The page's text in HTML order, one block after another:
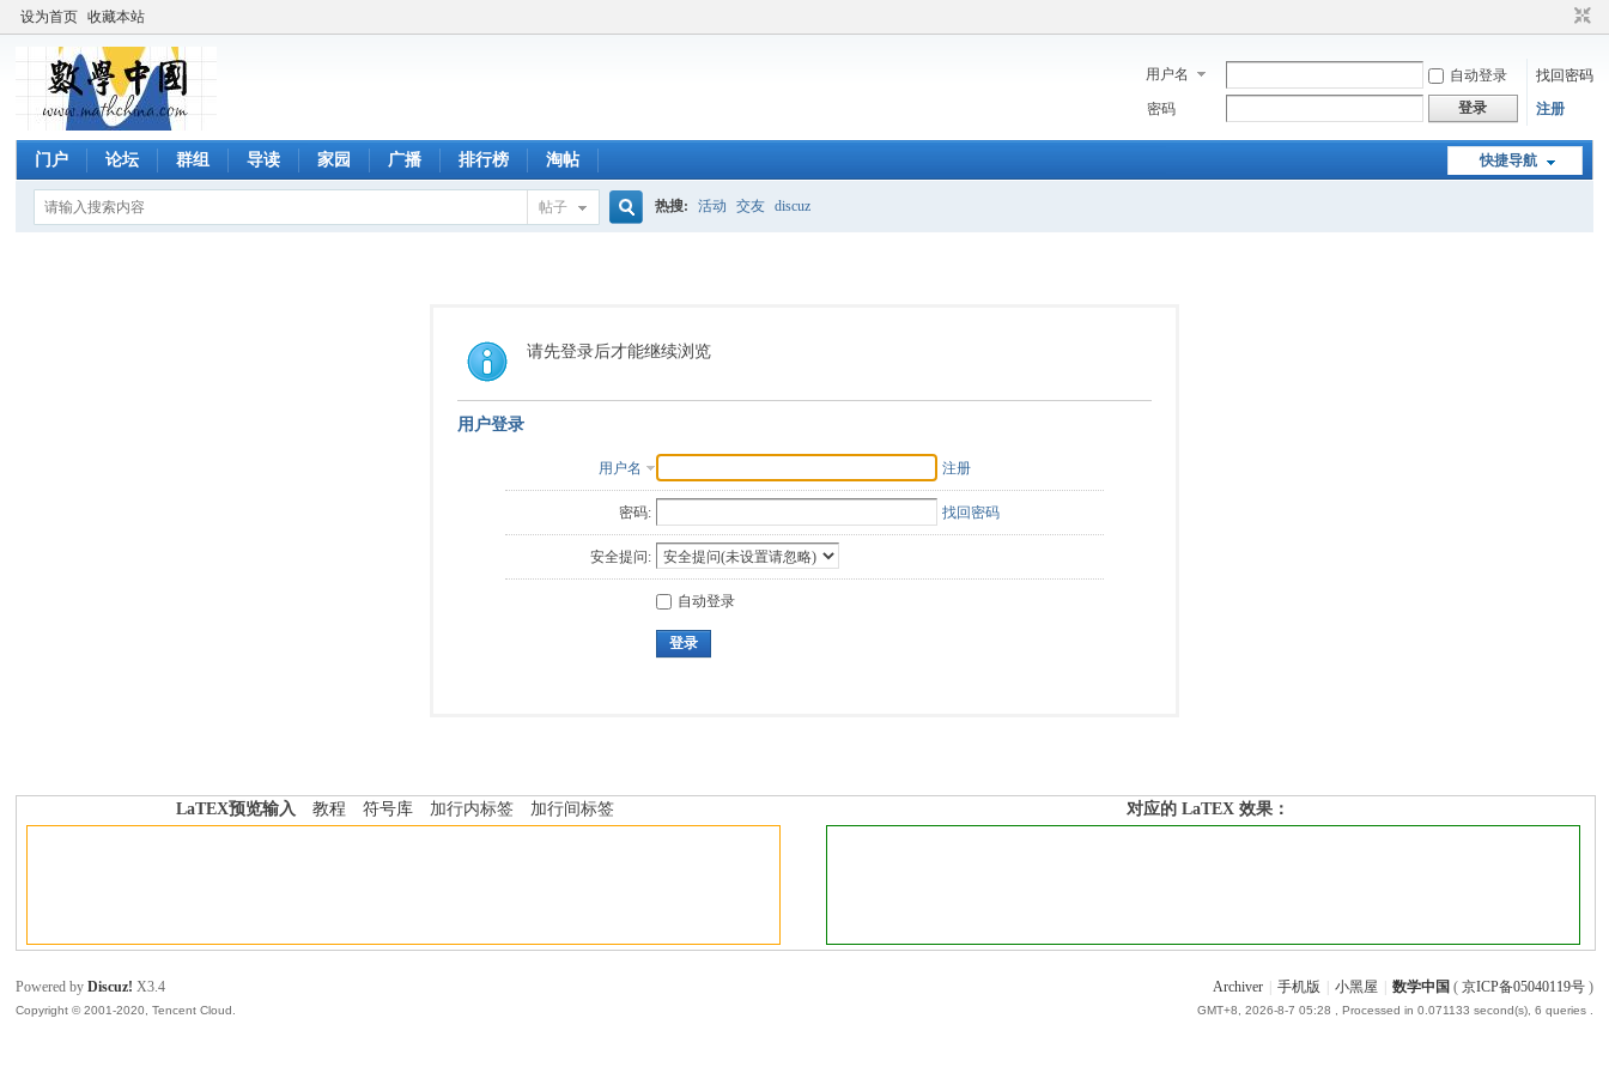
设为首页 收藏本站
用户名 自动登录
找回密码
密码
登录 注册
快捷导航
门户 论坛 群组 导读 家园 广播 排行榜 淘帖
帖子
索
热搜: 活动 交友 discuz
请先登录后才能继续浏览
用户登录
用户名 注册
密码: 找回密码
安全提问:
自动登录
登录
LaTEX预览输入 教程 符号库 加行内标签 加行间标签 对应的 LaTEX 效果：
Archiver 手机版 小黑屋 数学中国 ( 京ICP备05040119号)
GMT+8, 2026-8-7 05:28 , Processed in 0.071133 second(s), 6 queries .
Powered byDiscuz! X3.4
Copyright © 2001-2020, Tencent Cloud.